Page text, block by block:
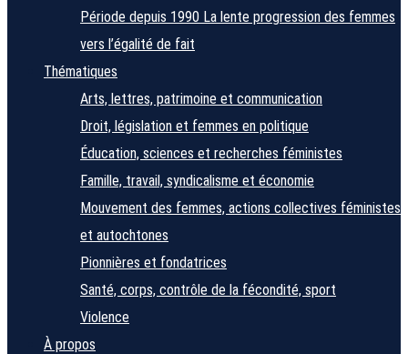
Période depuis 1990 La lente progression des femmes
vers l’égalité de fait
Thématiques
Arts, lettres, patrimoine et communication
Droit, législation et femmes en politique
Éducation, sciences et recherches féministes
Famille, travail, syndicalisme et économie
Mouvement des femmes, actions collectives féministes
et autochtones
Pionnières et fondatrices
Santé, corps, contrôle de la fécondité, sport
Violence
À propos